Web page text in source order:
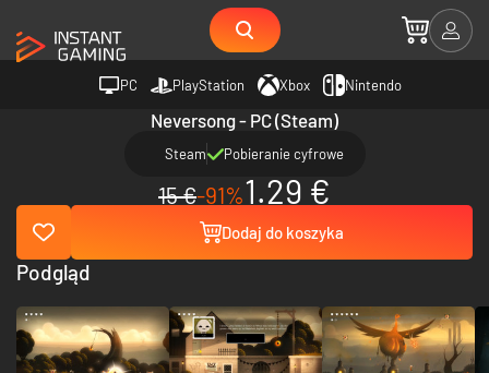
PC PlayStation Xbox Nintendo
Neversong - PC (Steam)
Steam Pobieranie cyfrowe
15 €-91%1.29 €
Dodaj do koszyka
Podgląd